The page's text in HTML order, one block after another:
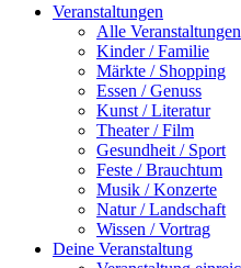
Veranstaltungen
Alle Veranstaltungen
Kinder / Familie
Märkte / Shopping
Essen / Genuss
Kunst / Literatur
Theater / Film
Gesundheit / Sport
Feste / Brauchtum
Musik / Konzerte
Natur / Landschaft
Wissen / Vortrag
Deine Veranstaltung